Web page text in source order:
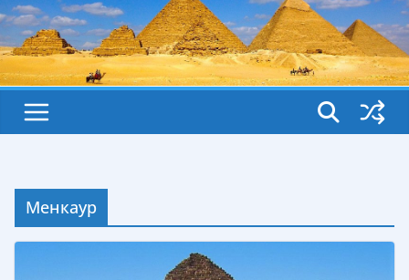
Менкаур